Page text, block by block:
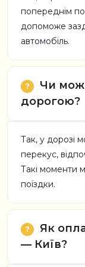
попереднім
допоможе
автомобіль.
Чи
дорогою?
Так, у дорозі
перекус,
Такі моменти
поїздки.
Як
— Київ?